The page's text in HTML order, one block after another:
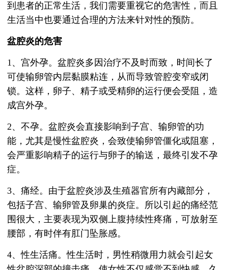
到患者的正常生活，我们需要重视它的危害性，而且
生活当中也要通过合理的方法来针对性的预防。
盆腔炎的危害
1、宫外孕。盆腔炎多因治疗不及时而致，时间长了
可使输卵管内层黏膜粘连，从而导致管腔变窄或闭
锁。这样，卵子、精子或受精卵的运行便会受阻，造
成宫外孕。
2、不孕。盆腔炎会直接影响到子宫、输卵管的功
能，尤其是慢性盆腔炎，会致使输卵管僵化或阻塞，
会严重影响精子的运行与卵子的输送，最终引发不孕
症。
3、痛经。由于盆腔炎涉及生殖器官所有内藏部分，
包括子宫、输卵管及卵巢的炎症。所以引起的痛经范
围很大，主要表现为双侧上腹持续性疼痛，可放射至
腰部，有时伴有肛门坠胀感。
4、性生活痛。性生活时，男性稍微用力就会引起女